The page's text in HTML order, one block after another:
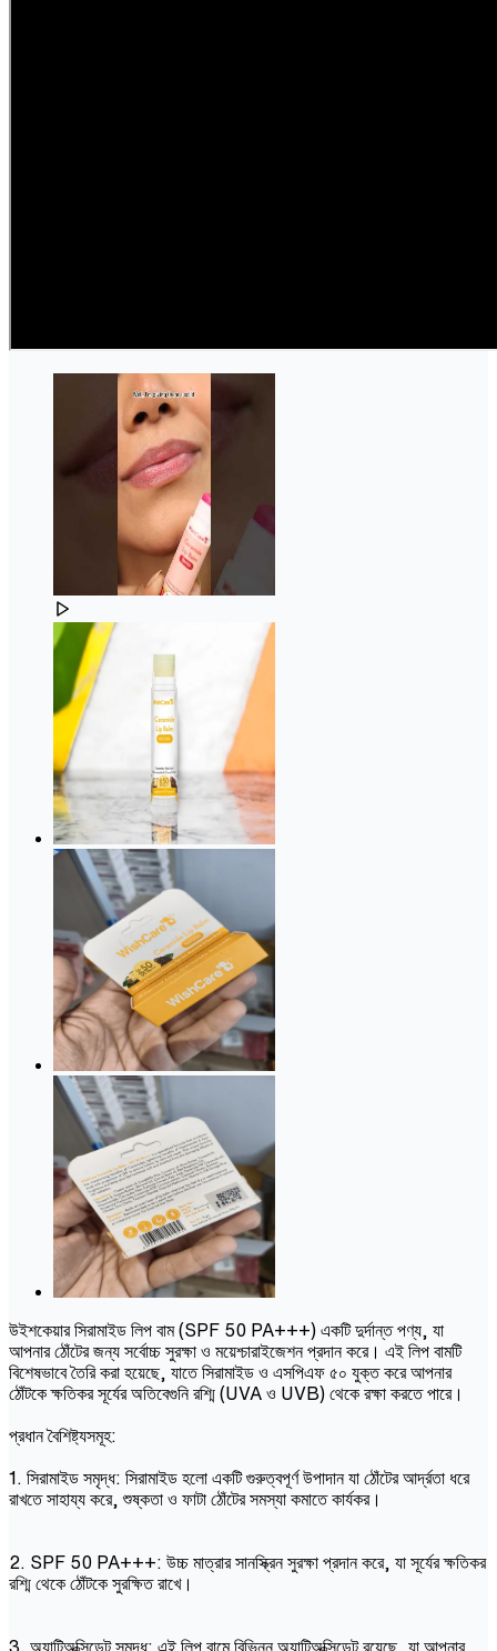
উইশকেয়ার সিরামাইড লিপ বাম (SPF 50 PA+++) একটি দুর্দান্ত পণ্য, যা
আপনার ঠোঁটের জন্য সর্বোচ্চ সুরক্ষা ও ময়েশ্চারাইজেশন প্রদান করে। এই লিপ বামটি
বিশেষভাবে তৈরি করা হয়েছে, যাতে সিরামাইড ও এসপিএফ ৫০ যুক্ত করে আপনার
ঠোঁটকে ক্ষতিকর সূর্যের অতিবেগুনি রশ্মি (UVA ও UVB) থেকে রক্ষা করতে পারে।
প্রধান বৈশিষ্ট্যসমূহ:
1. সিরামাইড সমৃদ্ধ: সিরামাইড হলো একটি গুরুত্বপূর্ণ উপাদান যা ঠোঁটের আর্দ্রতা ধরে
রাখতে সাহায্য করে, শুষ্কতা ও ফাটা ঠোঁটের সমস্যা কমাতে কার্যকর।
2. SPF 50 PA+++: উচ্চ মাত্রার সানস্ক্রিন সুরক্ষা প্রদান করে, যা সূর্যের ক্ষতিকর
রশ্মি থেকে ঠোঁটকে সুরক্ষিত রাখে।
3. অ্যান্টিঅক্সিডেন্ট সমৃদ্ধ: এই লিপ বামে বিভিন্ন অ্যান্টিঅক্সিডেন্ট রয়েছে, যা আপনার